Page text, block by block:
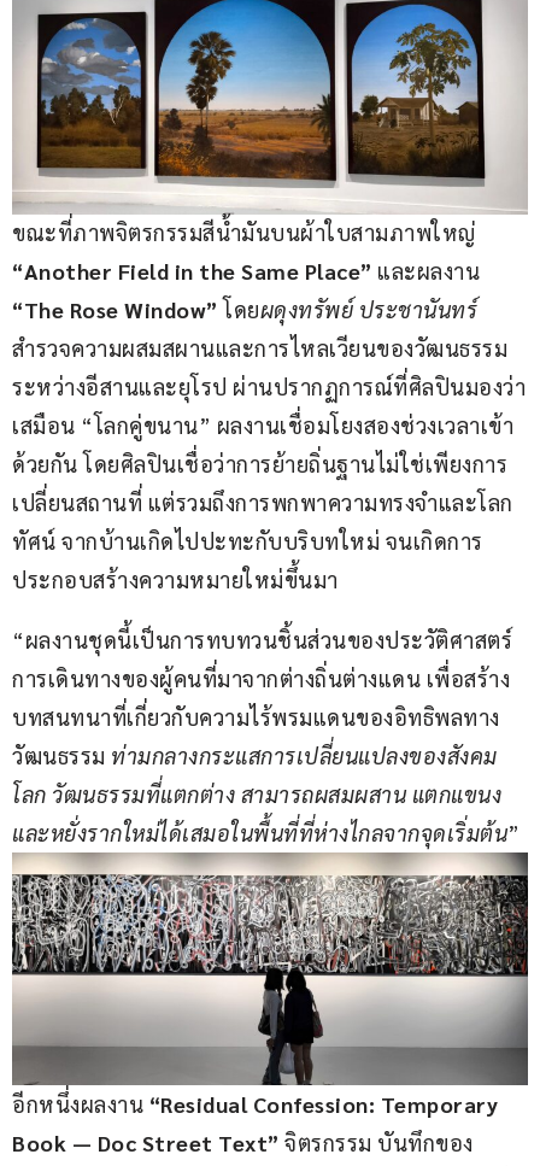
ขณะที่ภาพจิตรกรรมสีน้ำมันบนผ้าใบสามภาพใหญ่
“Another Field in the Same Place” และผลงาน
“The Rose Window” โดยผดุงทรัพย์ ประชานันทร์
สำรวจความผสมสผานและการไหลเวียนของวัฒนธรรม
ระหว่างอีสานและยุโรป ผ่านปรากฏการณ์ที่ศิลปินมองว่า
เสมือน “โลกคู่ขนาน” ผลงานเชื่อมโยงสองช่วงเวลาเข้า
ด้วยกัน โดยศิลปินเชื่อว่าการย้ายถิ่นฐานไม่ใช่เพียงการ
เปลี่ยนสถานที่ แต่รวมถึงการพกพาความทรงจำและโลก
ทัศน์ จากบ้านเกิดไปปะทะกับบริบทใหม่ จนเกิดการ
ประกอบสร้างความหมายใหม่ขึ้นมา
“ผลงานชุดนี้เป็นการทบทวนชิ้นส่วนของประวัติศาสตร์
การเดินทางของผู้คนที่มาจากต่างถิ่นต่างแดน เพื่อสร้าง
บทสนทนาที่เกี่ยวกับความไร้พรมแดนของอิทธิพลทาง
วัฒนธรรม ท่ามกลางกระแสการเปลี่ยนแปลงของสังคม
โลก วัฒนธรรมที่แตกต่าง สามารถผสมผสาน แตกแขนง
และหยั่งรากใหม่ได้เสมอในพื้นที่ที่ห่างไกลจากจุดเริ่มต้น”
อีกหนึ่งผลงาน “Residual Confession: Temporary
Book — Doc Street Text” จิตรกรรม บันทึกของ